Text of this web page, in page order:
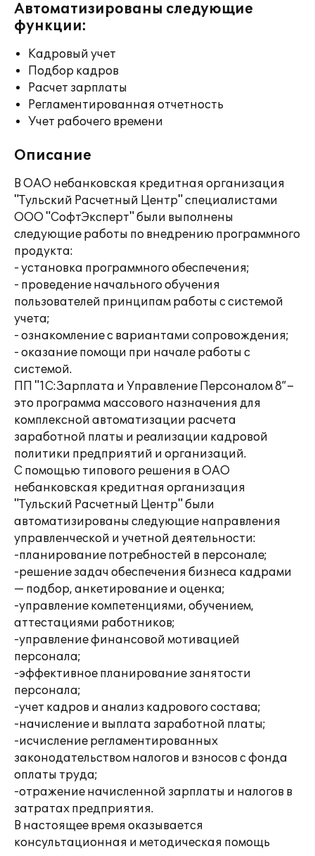
Автоматизированы следующие
функции:
Кадровый учет
Подбор кадров
Расчет зарплаты
Регламентированная отчетность
Учет рабочего времени
Описание
В ОАО небанковская кредитная организация
"Тульский Расчетный Центр" специалистами
ООО "СофтЭксперт" были выполнены
следующие работы по внедрению программного
продукта:
- установка программного обеспечения;
- проведение начального обучения
пользователей принципам работы с системой
учета;
- ознакомление с вариантами сопровождения;
- оказание помощи при начале работы с
системой.
ПП "1С:Зарплата и Управление Персоналом 8”–
это программа массового назначения для
комплексной автоматизации расчета
заработной платы и реализации кадровой
политики предприятий и организаций.
С помощью типового решения в ОАО
небанковская кредитная организация
"Тульский Расчетный Центр" были
автоматизированы следующие направления
управленческой и учетной деятельности:
-планирование потребностей в персонале;
-решение задач обеспечения бизнеса кадрами
— подбор, анкетирование и оценка;
-управление компетенциями, обучением,
аттестациями работников;
-управление финансовой мотивацией
персонала;
-эффективное планирование занятости
персонала;
-учет кадров и анализ кадрового состава;
-начисление и выплата заработной платы;
-исчисление регламентированных
законодательством налогов и взносов с фонда
оплаты труда;
-отражение начисленной зарплаты и налогов в
затратах предприятия.
В настоящее время оказывается
консультационная и методическая помощь